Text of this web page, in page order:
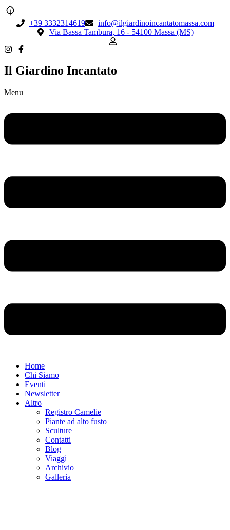
+39 3332314619
info@ilgiardinoincantatomassa.com
Via Bassa Tambura, 16 - 54100 Massa (MS)
Il Giardino Incantato
Menu
Home
Chi Siamo
Eventi
Newsletter
Altro
Registro Camelie
Piante ad alto fusto
Sculture
Contatti
Blog
Viaggi
Archivio
Galleria